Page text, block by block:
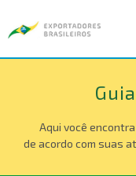
Aqui você
de acordo com suas